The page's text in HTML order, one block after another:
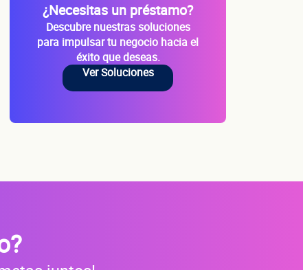
¿Necesitas un préstamo?
Descubre nuestras soluciones
para impulsar tu negocio hacia el
éxito que deseas.
Ver Soluciones